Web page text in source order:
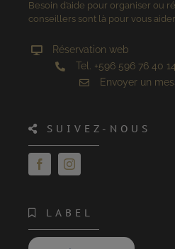
Besoin d’aide pour organiser ou
conseillers sont là pour vous
Réservation web
Tel. +596 596 76 40 14
Envoyer un
SUIVEZ-NOUS
LABEL